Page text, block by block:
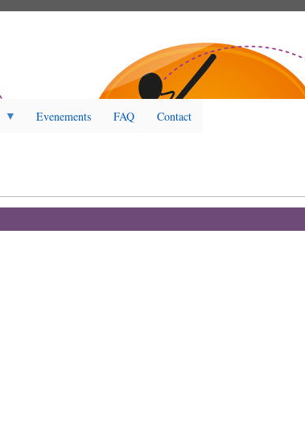
Evenements FAQ Contact